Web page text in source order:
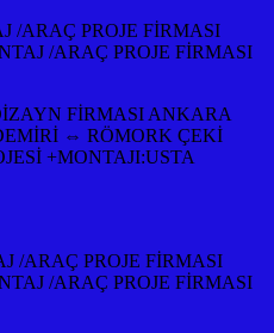
/ARAÇ PROJE FİRMASI
/ARAÇ PROJE FİRMASI
FİRMASI ANKARA
⇔ RÖMORK ÇEKİ
+MONTAJI:USTA
/ARAÇ PROJE FİRMASI
/ARAÇ PROJE FİRMASI